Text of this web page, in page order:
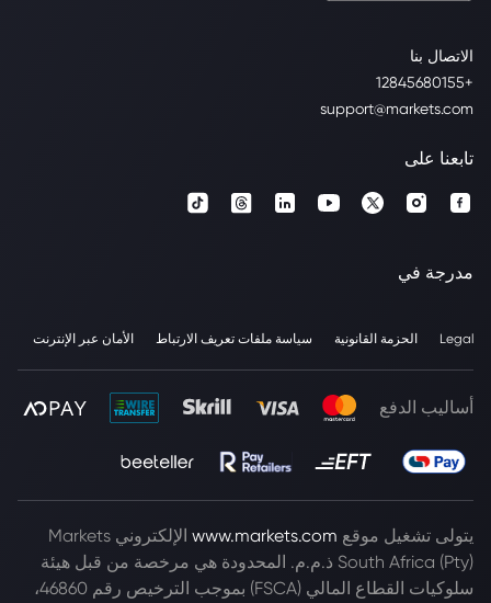
الاتصال بنا
+12845680155
support@markets.com
تابعنا على
مدرجة في
Legal الحزمة القانونية سياسة ملفات تعريف الارتباط الأمان عبر الإنترنت
أساليب الدفع
يتولى تشغيل موقع www.markets.com
الإلكتروني Markets
South Africa (Pty) ذ.م.م. المحدودة هي مرخصة من قبل هيئة
سلوكيات القطاع المالي (FSCA) بموجب الترخيص رقم 46860،